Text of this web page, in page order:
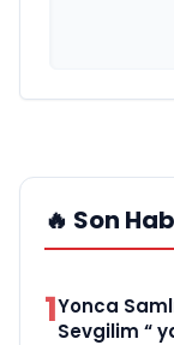
🔥 Son
1Yonca
Sevgilim “